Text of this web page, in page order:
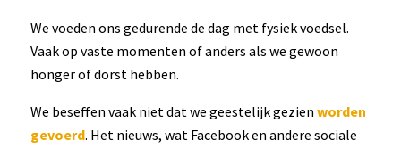
We voeden ons gedurende de dag met fysiek voedsel.
Vaak op vaste momenten of anders als we gewoon
honger of dorst hebben.
We beseffen vaak niet dat we geestelijk gezien worden
gevoerd. Het nieuws, wat Facebook en andere sociale